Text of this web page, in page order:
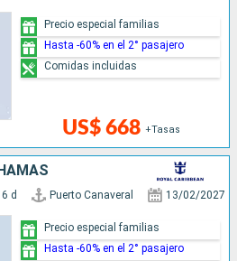
US$ 668 +Tasas
Precio especial familias
Hasta -60% en el 2° pasajero
Comidas incluidas
6 d Puerto Canaveral 13/02/2027
Precio especial familias
Hasta -60% en el 2° pasajero